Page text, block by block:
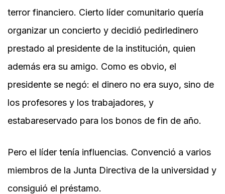
terror financiero. Cierto líder comunitario quería
organizar un concierto y decidió pedirledinero
prestado al presidente de la institución, quien
además era su amigo. Como es obvio, el
presidente se negó: el dinero no era suyo, sino de
los profesores y los trabajadores, y
estabareservado para los bonos de fin de año.
Pero el líder tenía influencias. Convenció a varios
miembros de la Junta Directiva de la universidad y
consiguió el préstamo.